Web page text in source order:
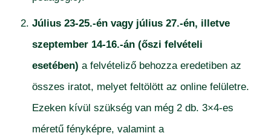
Július 23-25.-én vagy július 27.-én, illetve
szeptember 14-16.-án (őszi felvételi
esetében) a felvételiző behozza eredetiben az
összes iratot, melyet feltölött az online felületre.
Ezeken kívül szükség van még 2 db. 3×4-es
méretű fényképre, valamint a